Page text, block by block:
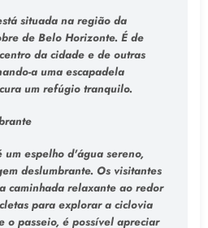
situada na região da
de Belo Horizonte. É de
da cidade e de outras
a uma escapadela
um refúgio tranquilo.
um espelho d'água sereno,
deslumbrante. Os visitantes
caminhada relaxante ao redor
para explorar a ciclovia
o passeio, é possível apreciar